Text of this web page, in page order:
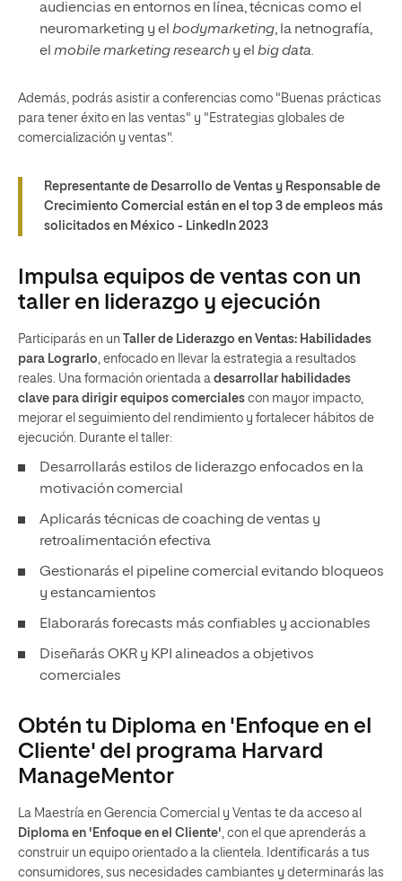
audiencias en entornos en línea, técnicas como el
neuromarketing y el bodymarketing, la netnografía,
el mobile marketing research y el big data.
Además, podrás asistir a conferencias como "Buenas prácticas
para tener éxito en las ventas" y "Estrategias globales de
comercialización y ventas".
Representante de Desarrollo de Ventas y Responsable de
Crecimiento Comercial están en el top 3 de empleos más
solicitados en México - LinkedIn 2023
Impulsa equipos de ventas con un
taller en liderazgo y ejecución
Participarás en un
Taller de Liderazgo en Ventas: Habilidades
para Lograrlo, enfocado en llevar la estrategia a resultados
reales. Una formación orientada a desarrollar habilidades
clave para dirigir equipos comerciales con mayor impacto,
mejorar el seguimiento del rendimiento y fortalecer hábitos de
ejecución. Durante el taller:
Desarrollarás estilos de liderazgo enfocados en la
motivación comercial
Aplicarás técnicas de coaching de ventas y
retroalimentación efectiva
Gestionarás el pipeline comercial evitando bloqueos
y estancamientos
Elaborarás forecasts más confiables y accionables
Diseñarás OKR y KPI alineados a objetivos
comerciales
Obtén tu Diploma en 'Enfoque en el
Cliente' del programa Harvard
ManageMentor
La Maestría en Gerencia Comercial y Ventas te da acceso al
Diploma en 'Enfoque en el Cliente', con el que aprenderás a
construir un equipo orientado a la clientela. Identificarás a tus
consumidores, sus necesidades cambiantes y determinarás las